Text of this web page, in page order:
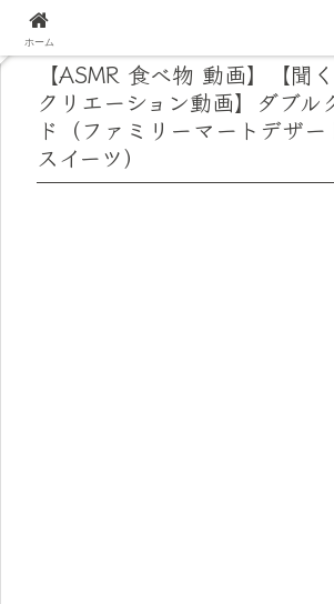
【ASMR 食べ物 動画】【聞
クリエーション動画】ダブル
ド（ファミリーマートデザ
スイーツ）
ホーム